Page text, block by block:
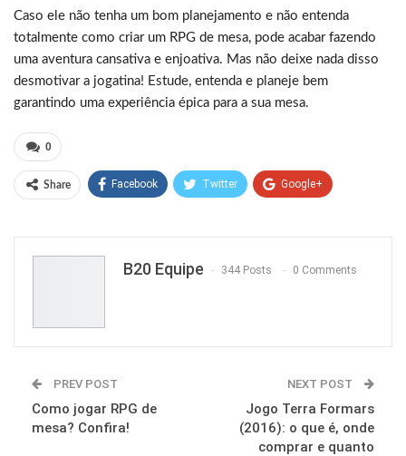
Caso ele não tenha um bom planejamento e não entenda
totalmente como criar um RPG de mesa, pode acabar fazendo
uma aventura cansativa e enjoativa. Mas não deixe nada disso
desmotivar a jogatina! Estude, entenda e planeje bem
garantindo uma experiência épica para a sua mesa.
0
Share Facebook Twitter Google+
B20 Equipe 344 Posts 0 Comments
PREV POST
Como jogar RPG de
mesa? Confira!
NEXT POST
Jogo Terra Formars
(2016): o que é, onde
comprar e quanto